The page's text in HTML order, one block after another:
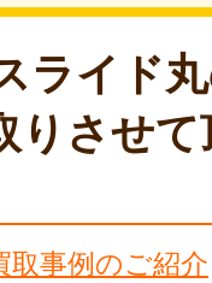
ライド
りさせ
取事例のご紹介